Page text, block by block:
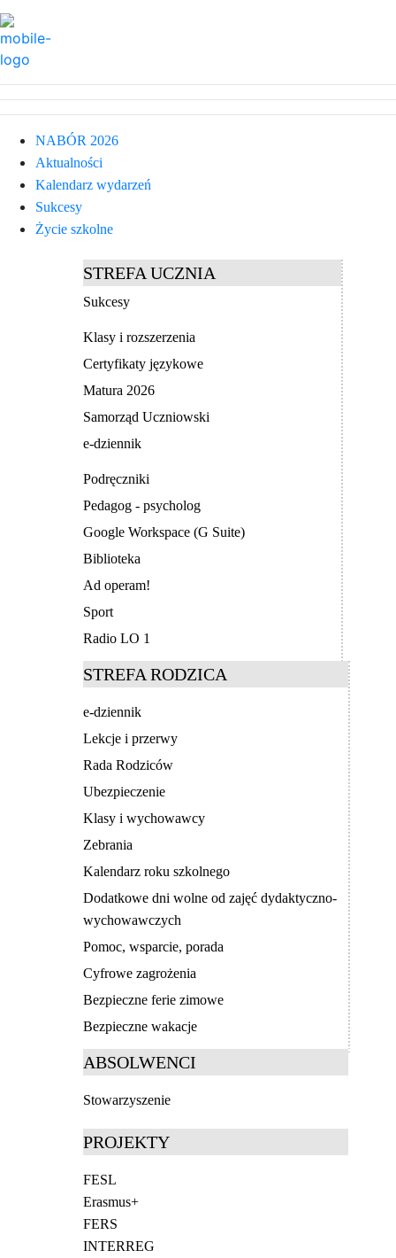
NABÓR 2026
Aktualności
Kalendarz wydarzeń
Sukcesy
Życie szkolne
STREFA UCZNIA
Sukcesy
Klasy i rozszerzenia
Certyfikaty językowe
Matura 2026
Samorząd Uczniowski
e-dziennik
Podręczniki
Pedagog - psycholog
Google Workspace (G Suite)
Biblioteka
Ad operam!
Sport
Radio LO 1
STREFA RODZICA
e-dziennik
Lekcje i przerwy
Rada Rodziców
Ubezpieczenie
Klasy i wychowawcy
Zebrania
Kalendarz roku szkolnego
Dodatkowe dni wolne od zajęć dydaktyczno-
wychowawczych
Pomoc, wsparcie, porada
Cyfrowe zagrożenia
Bezpieczne ferie zimowe
Bezpieczne wakacje
ABSOLWENCI
Stowarzyszenie
PROJEKTY
FESL
Erasmus+
FERS
INTERREG